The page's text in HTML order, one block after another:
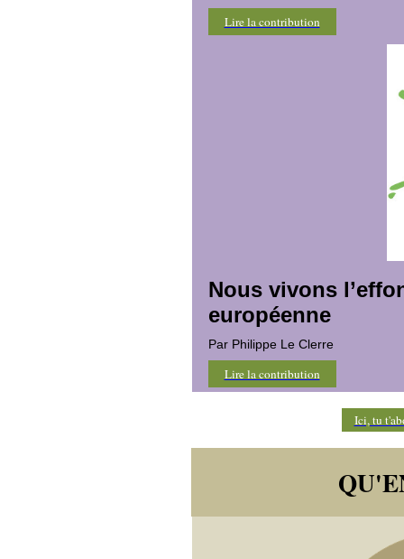
Lire la contribution
Nous vivons
européenne
Par Philippe Le Clerre
Lire la contribution
Ici, tu